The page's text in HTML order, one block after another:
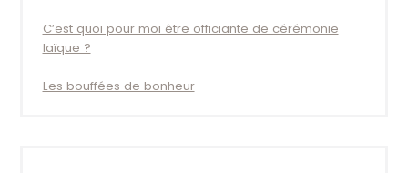
C’est quoi pour moi être officiante de cérémonie
laïque ?
Les bouffées de bonheur